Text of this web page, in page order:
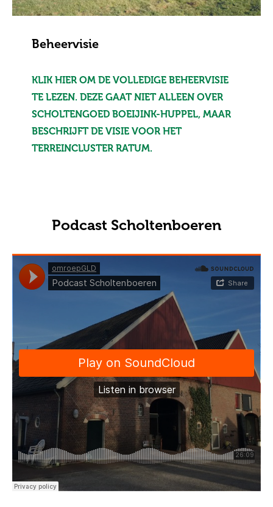
Beheervisie
KLIK HIER OM DE VOLLEDIGE BEHEERVISIE
TE LEZEN. DEZE GAAT NIET ALLEEN OVER
SCHOLTENGOED BOEIJINK-HUPPEL, MAAR
BESCHRIJFT DE VISIE VOOR HET
TERREINCLUSTER RATUM.
Podcast Scholtenboeren